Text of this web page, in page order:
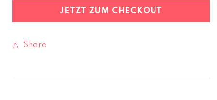
JETZT ZUM CHECKOUT
Share